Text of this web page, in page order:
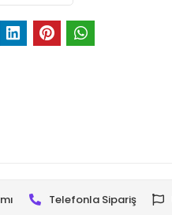
Telefonla Sipariş